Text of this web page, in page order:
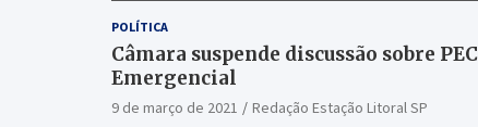
POLÍTICA
Câmara suspende discussão sobre PEC
Emergencial
9 de março de 2021
Redação Estação Litoral SP